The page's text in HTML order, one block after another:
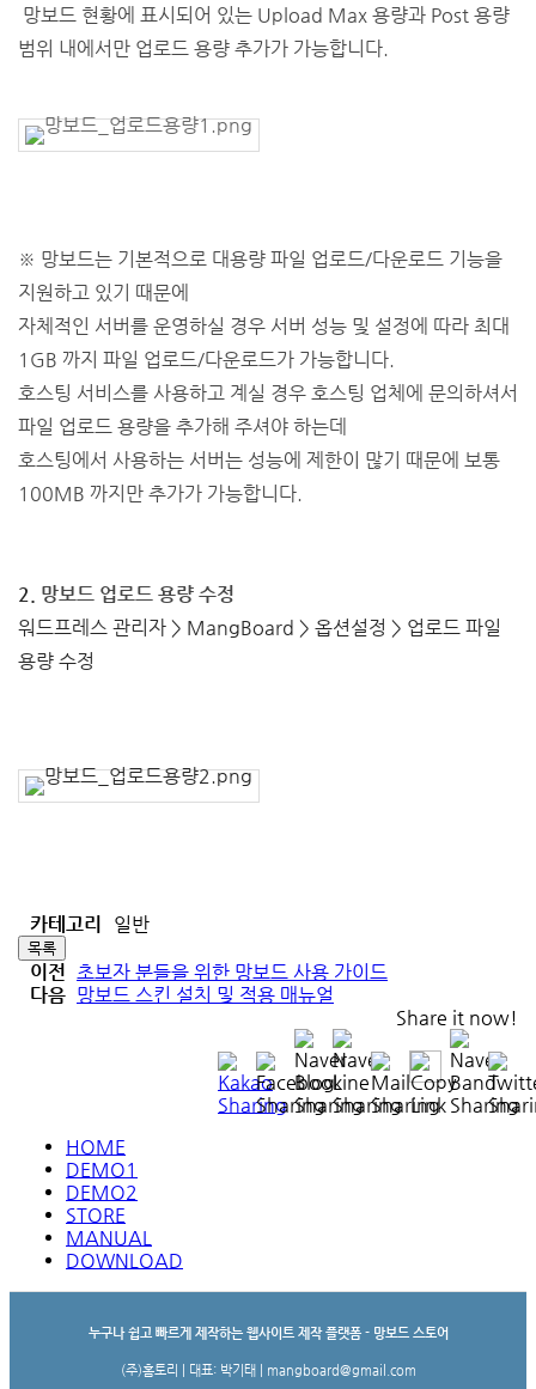
망보드 현황에 표시되어 있는 Upload Max 용량과 Post 용량
범위 내에서만 업로드 용량 추가가 가능합니다.
※ 망보드는 기본적으로 대용량 파일 업로드/다운로드 기능을
지원하고 있기 때문에
자체적인 서버를 운영하실 경우 서버 성능 및 설정에 따라 최대
1GB 까지 파일 업로드/다운로드가 가능합니다.
호스팅 서비스를 사용하고 계실 경우 호스팅 업체에 문의하셔서
파일 업로드 용량을 추가해 주셔야 하는데
호스팅에서 사용하는 서버는 성능에 제한이 많기 때문에 보통
100MB 까지만 추가가 가능합니다.
2. 망보드 업로드 용량 수정
워드프레스 관리자 > MangBoard > 옵션설정 > 업로드 파일
용량 수정
카테고리 일반
목록
이전 초보자 분들을 위한 망보드 사용 가이드
다음 망보드 스킨 설치 및 적용 매뉴얼
Share it now!
HOME
DEMO1
DEMO2
STORE
MANUAL
DOWNLOAD
누구나 쉽고 빠르게 제작하는 웹사이트 제작 플랫폼 - 망보드 스토어
(주)홈토리 | 대표: 박기태 | mangboard@gmail.com